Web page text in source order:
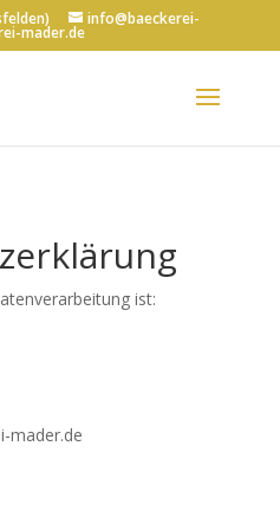
info@baeckerei-
mader.de
ist:
mader.de